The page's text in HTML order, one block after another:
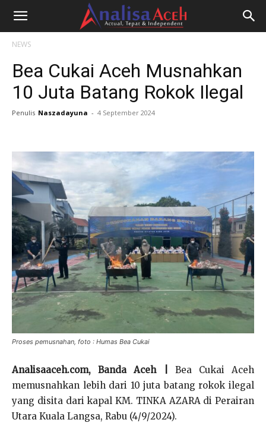
NEWS
Bea Cukai Aceh Musnahkan
10 Juta Batang Rokok Ilegal
Penulis Naszadayuna - 4 September 2024
Proses pemusnahan, foto : Humas Bea Cukai
Analisaaceh.com, Banda Aceh |
Bea Cukai Aceh
memusnahkan lebih dari 10 juta batang rokok ilegal
yang disita dari kapal KM. TINKA AZARA di Perairan
Utara Kuala Langsa, Rabu (4/9/2024).